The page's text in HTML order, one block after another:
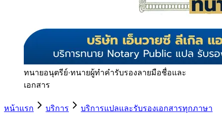
ทนายอนุตรีย์·ทนายผู้ทำคำรับรองลายมือชื่อและ
เอกสาร
หน้าแรก บริการ
บริการแปลและรับรองเอกสารทุกภาษา